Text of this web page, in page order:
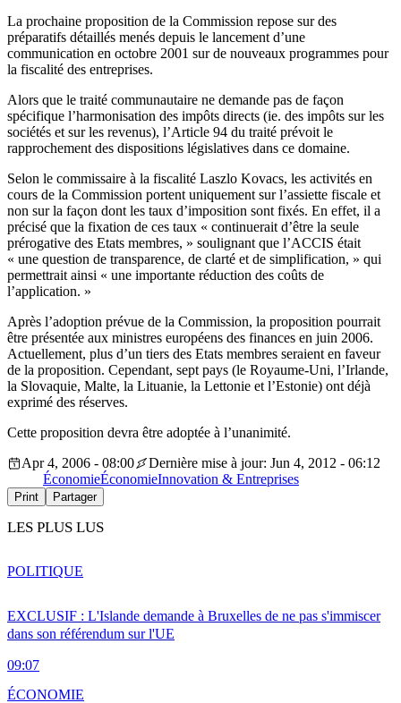
La prochaine proposition de la Commission repose sur des
préparatifs détaillés menés depuis le lancement d’une
communication en octobre 2001 sur de nouveaux programmes pour
la fiscalité des entreprises.
Alors que le traité communautaire ne demande pas de façon
spécifique l’harmonisation des impôts directs (ie. des impôts sur les
sociétés et sur les revenus), l’Article 94 du traité prévoit le
rapprochement des dispositions législatives dans ce domaine.
Selon le commissaire à la fiscalité Laszlo Kovacs, les activités en
cours de la Commission portent uniquement sur l’assiette fiscale et
non sur la façon dont les taux d’imposition sont fixés. En effet, il a
précisé que la fixation de ces taux « continuerait d’être la seule
prérogative des Etats membres, » soulignant que l’ACCIS était
« une question de transparence, de clarté et de simplification, » qui
permettrait ainsi « une importante réduction des coûts de
l’application. »
Après l’adoption prévue de la Commission, la proposition pourrait
être présentée aux ministres européens des finances en juin 2006.
Actuellement, plus d’un tiers des Etats membres seraient en faveur
de la proposition. Cependant, sept pays (le Royaume-Uni, l’Irlande,
la Slovaquie, Malte, la Lituanie, la Lettonie et l’Estonie) ont déjà
exprimé des réserves.
Cette proposition devra être adoptée à l’unanimité.
Apr 4, 2006 - 08:00
Dernière mise à jour: Jun 4, 2012 - 06:12
ÉconomieÉconomieInnovation & Entreprises
Print Partager
LES PLUS LUS
EXCLUSIF : L'Islande demande à Bruxelles de ne pas s'immiscer
dans son référendum sur l'UE
09:07
POLITIQUE
ÉCONOMIE